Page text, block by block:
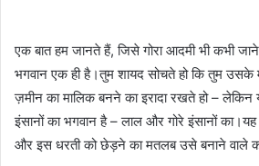
एक बात हम जानते हैं, जिसे गोरा आदमी भी कभी
भगवान एक ही है।तुम शायद सोचते हो कि तुम
ज़मीन का मालिक बनने का इरादा रखते हो –
इंसानों का भगवान है – लाल और गोरे इंसानों
और इस धरती को छेड़ने का मतलब उसे बनाने वाले